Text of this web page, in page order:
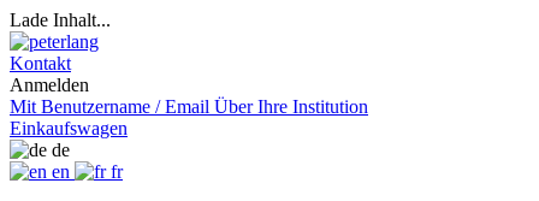
Lade Inhalt...
Kontakt
Anmelden
Mit Benutzername / Email Über Ihre Institution
Einkaufswagen
de
en
fr